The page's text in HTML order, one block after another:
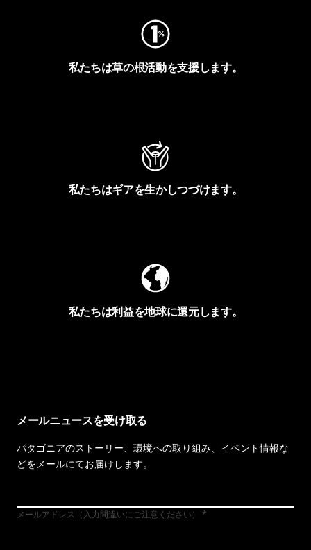
私たちは草の根活動を支援します。
私たちはギアを生かしつづけます。
私たちは利益を地球に還元します。
メールニュースを受け取る
パタゴニアのストーリー、環境への取り組み、イベント情報な
どをメールにてお届けします。
メールアドレス（入力間違いにご注意ください）